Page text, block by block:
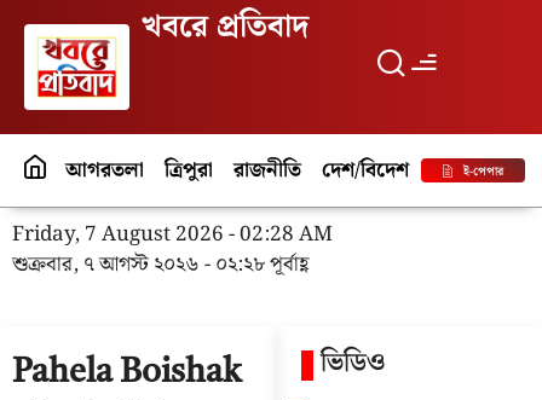
খবরে প্রতিবাদ
আগরতলা ত্রিপুরা রাজনীতি দেশ/বিদেশ পর্যটনই-পেপার
Friday, 7 August 2026 - 02:28 AM
শুক্রবার, ৭ আগস্ট ২০২৬ - ০২:২৮ পূর্বাহ্ণ
Pahela Boishak
ভিডিও